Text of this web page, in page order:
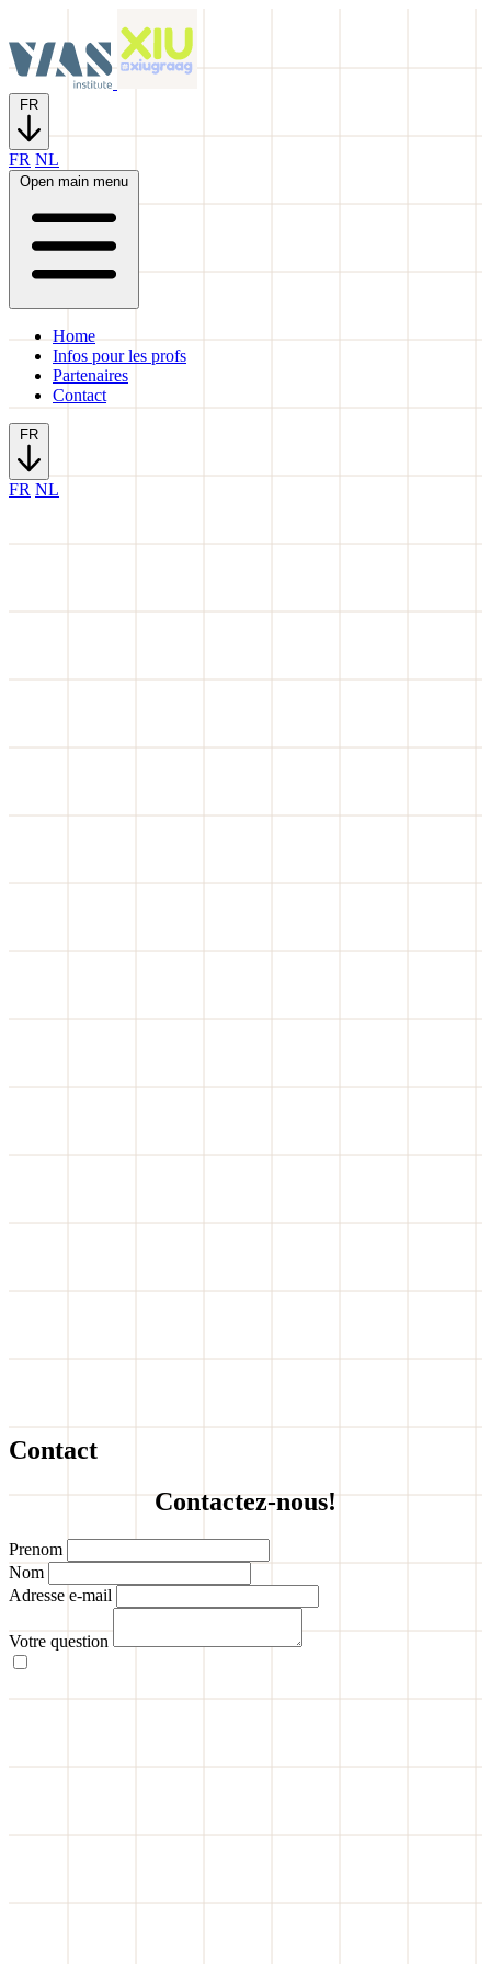
FR
FR NL
Open main menu
Home
Infos pour les profs
Partenaires
Contact
FR
FR NL
Contact
Contactez-nous!
Prenom
Nom
Adresse e-mail
Votre question